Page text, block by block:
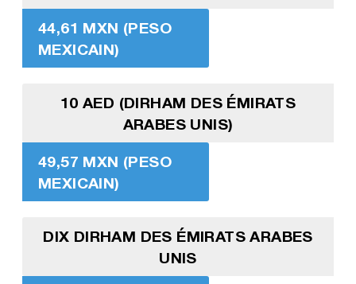
44,61 MXN (PESO
MEXICAIN)
10 AED (DIRHAM DES ÉMIRATS
ARABES UNIS)
49,57 MXN (PESO
MEXICAIN)
DIX DIRHAM DES ÉMIRATS ARABES
UNIS